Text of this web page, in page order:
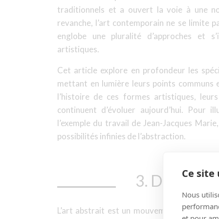
Ce site
Nous
traditionnels et a ouvert la voie à une
revanche, l’art contemporain ne se limite
englobe une pluralité d’approches et
artistiques.
Cet article explore en profondeur les
mettant en lumière leurs points
l’histoire de ces formes artistiques,
continuent d’évoluer aujourd’hui. Pour
l’exemple du travail de Jean-Jacques
possibilités infinies de l’abstraction.
3. Définition
L’art abstrait est un mouvement